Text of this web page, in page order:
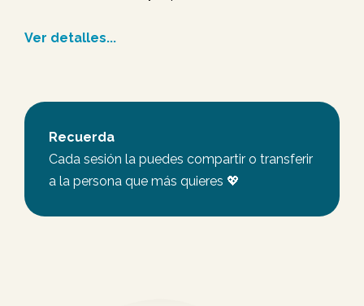
Ver detalles...
Recuerda
Cada sesión la puedes compartir o transferir
a la persona que más quieres 💖